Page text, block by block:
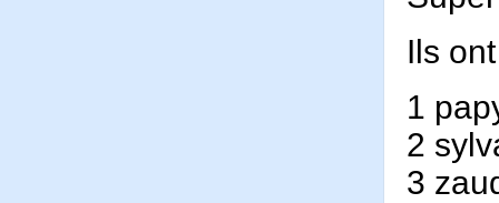
Ils
1
2
3